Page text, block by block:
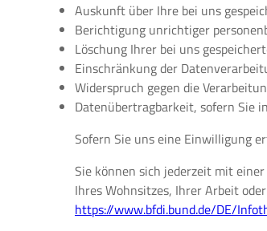
Auskunft über Ihre bei uns
Berichtigung unrichtiger
Löschung Ihrer bei uns
Einschränkung der
Widerspruch gegen die
Datenübertragbarkeit, sofern Sie
Sofern Sie uns eine Einwilligung
Sie können sich jederzeit mit
Ihres Wohnsitzes, Ihrer Arbeit
https://www.bfdi.bund.de/DE/